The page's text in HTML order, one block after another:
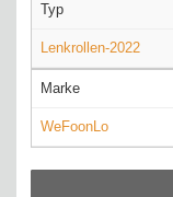
Typ
Lenkrollen-2022
Marke
WeFoonLo